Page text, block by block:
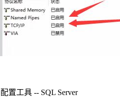
置工具 -- SQL Server